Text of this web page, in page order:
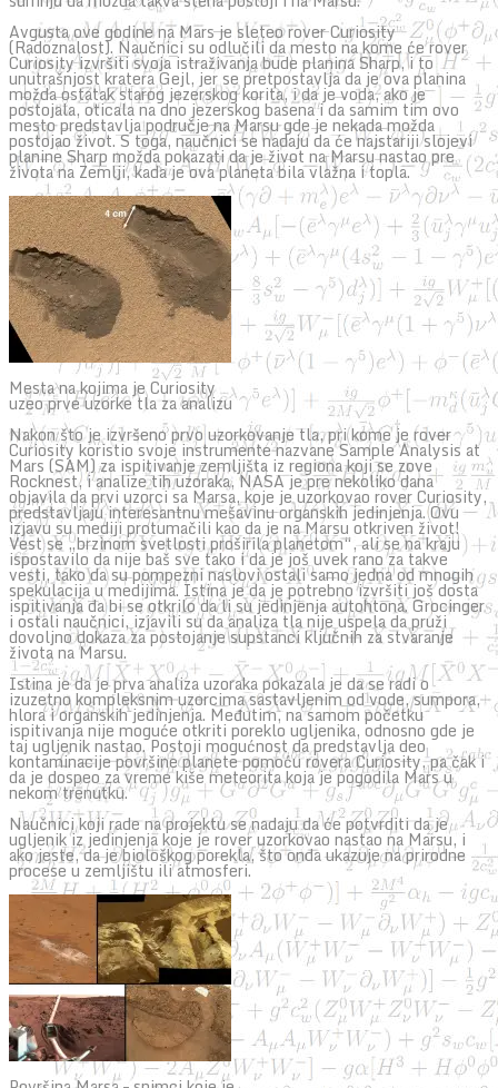
Avgusta ove godine na Mars je sleteo rover Curiosity
(Radoznalost). Naučnici su odlučili da mesto na kome će rover
Curiosity izvršiti svoja istraživanja bude planina Sharp, i to
unutrašnjost kratera Gejl, jer se pretpostavlja da je ova planina
možda ostatak starog jezerskog korita, i da je voda, ako je
postojala, oticala na dno jezerskog basena i da samim tim ovo
mesto predstavlja područje na Marsu gde je nekada možda
postojao život. S toga, naučnici se nadaju da će najstariji slojevi
planine Sharp možda pokazati da je život na Marsu nastao pre
života na Zemlji, kada je ova planeta bila vlažna i topla.
Mesta na kojima je Curiosity
uzeo prve uzorke tla za analizu
Nakon što je izvršeno prvo uzorkovanje tla, pri kome je rover
Curiosity koristio svoje instrumente nazvane Sample Analysis at
Mars (SAM) za ispitivanje zemljišta iz regiona koji se zove
Rocknest, i analize tih uzoraka, NASA je pre nekoliko dana
objavila da prvi uzorci sa Marsa, koje je uzorkovao rover Curiosity,
predstavljaju interesantnu mešavinu organskih jedinjenja. Ovu
izjavu su mediji protumačili kao da je na Marsu otkriven život!
Vest se „brzinom svetlosti proširila planetom“, ali se na kraju
ispostavilo da nije baš sve tako i da je još uvek rano za takve
vesti, tako da su pompezni naslovi ostali samo jedna od mnogih
spekulacija u medijima. Istina je da je potrebno izvršiti još dosta
ispitivanja da bi se otkrilo da li su jedinjenja autohtona. Grocinger
i ostali naučnici, izjavili su da analiza tla nije uspela da pruži
dovoljno dokaza za postojanje supstanci ključnih za stvaranje
života na Marsu.
Istina je da je prva analiza uzoraka pokazala je da se radi o
izuzetno kompleksnim uzorcima sastavljenim od vode, sumpora,
hlora i organskih jedinjenja. Međutim, na samom početku
ispitivanja nije moguće otkriti poreklo ugljenika, odnosno gde je
taj ugljenik nastao. Postoji mogućnost da predstavlja deo
kontaminacije površine planete pomoću rovera Curiosity, pa čak i
da je dospeo za vreme kiše meteorita koja je pogodila Mars u
nekom trenutku.
Naučnici koji rade na projektu se nadaju da će potvrditi da je
ugljenik iz jedinjenja koje je rover uzorkovao nastao na Marsu, i
ako jeste, da je biološkog porekla, što onda ukazuje na prirodne
procese u zemljištu ili atmosferi.